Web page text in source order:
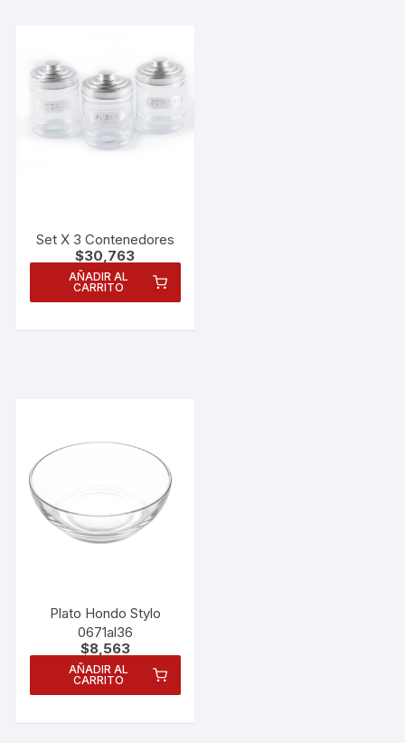
Set X 3 Contenedores
$30,763
AÑADIR AL
CARRITO
Plato Hondo Stylo
0671al36
$8,563
AÑADIR AL
CARRITO